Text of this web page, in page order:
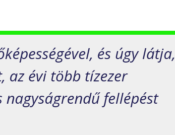
és úgy látja,
az évi több tízezer
fellépést